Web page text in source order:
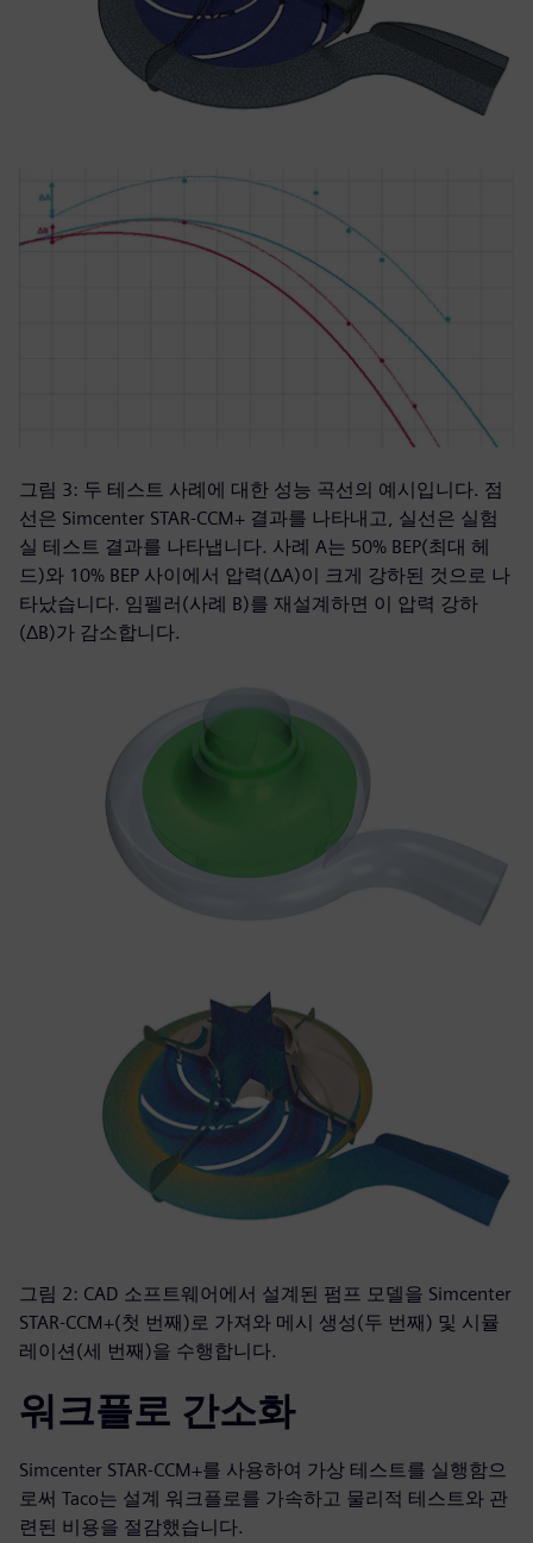
그림 3: 두 테스트 사례에 대한 성능 곡선의 예시입니다. 점
선은 Simcenter STAR-CCM+ 결과를 나타내고, 실선은 실험
실 테스트 결과를 나타냅니다. 사례 A는 50% BEP(최대 헤
드)와 10% BEP 사이에서 압력(ΔA)이 크게 강하된 것으로 나
타났습니다. 임펠러(사례 B)를 재설계하면 이 압력 강하
(ΔB)가 감소합니다.
그림 2: CAD 소프트웨어에서 설계된 펌프 모델을 Simcenter
STAR-CCM+(첫 번째)로 가져와 메시 생성(두 번째) 및 시뮬
레이션(세 번째)을 수행합니다.
워크플로 간소화
Simcenter STAR-CCM+를 사용하여 가상 테스트를 실행함으
로써 Taco는 설계 워크플로를 가속하고 물리적 테스트와 관
련된 비용을 절감했습니다.